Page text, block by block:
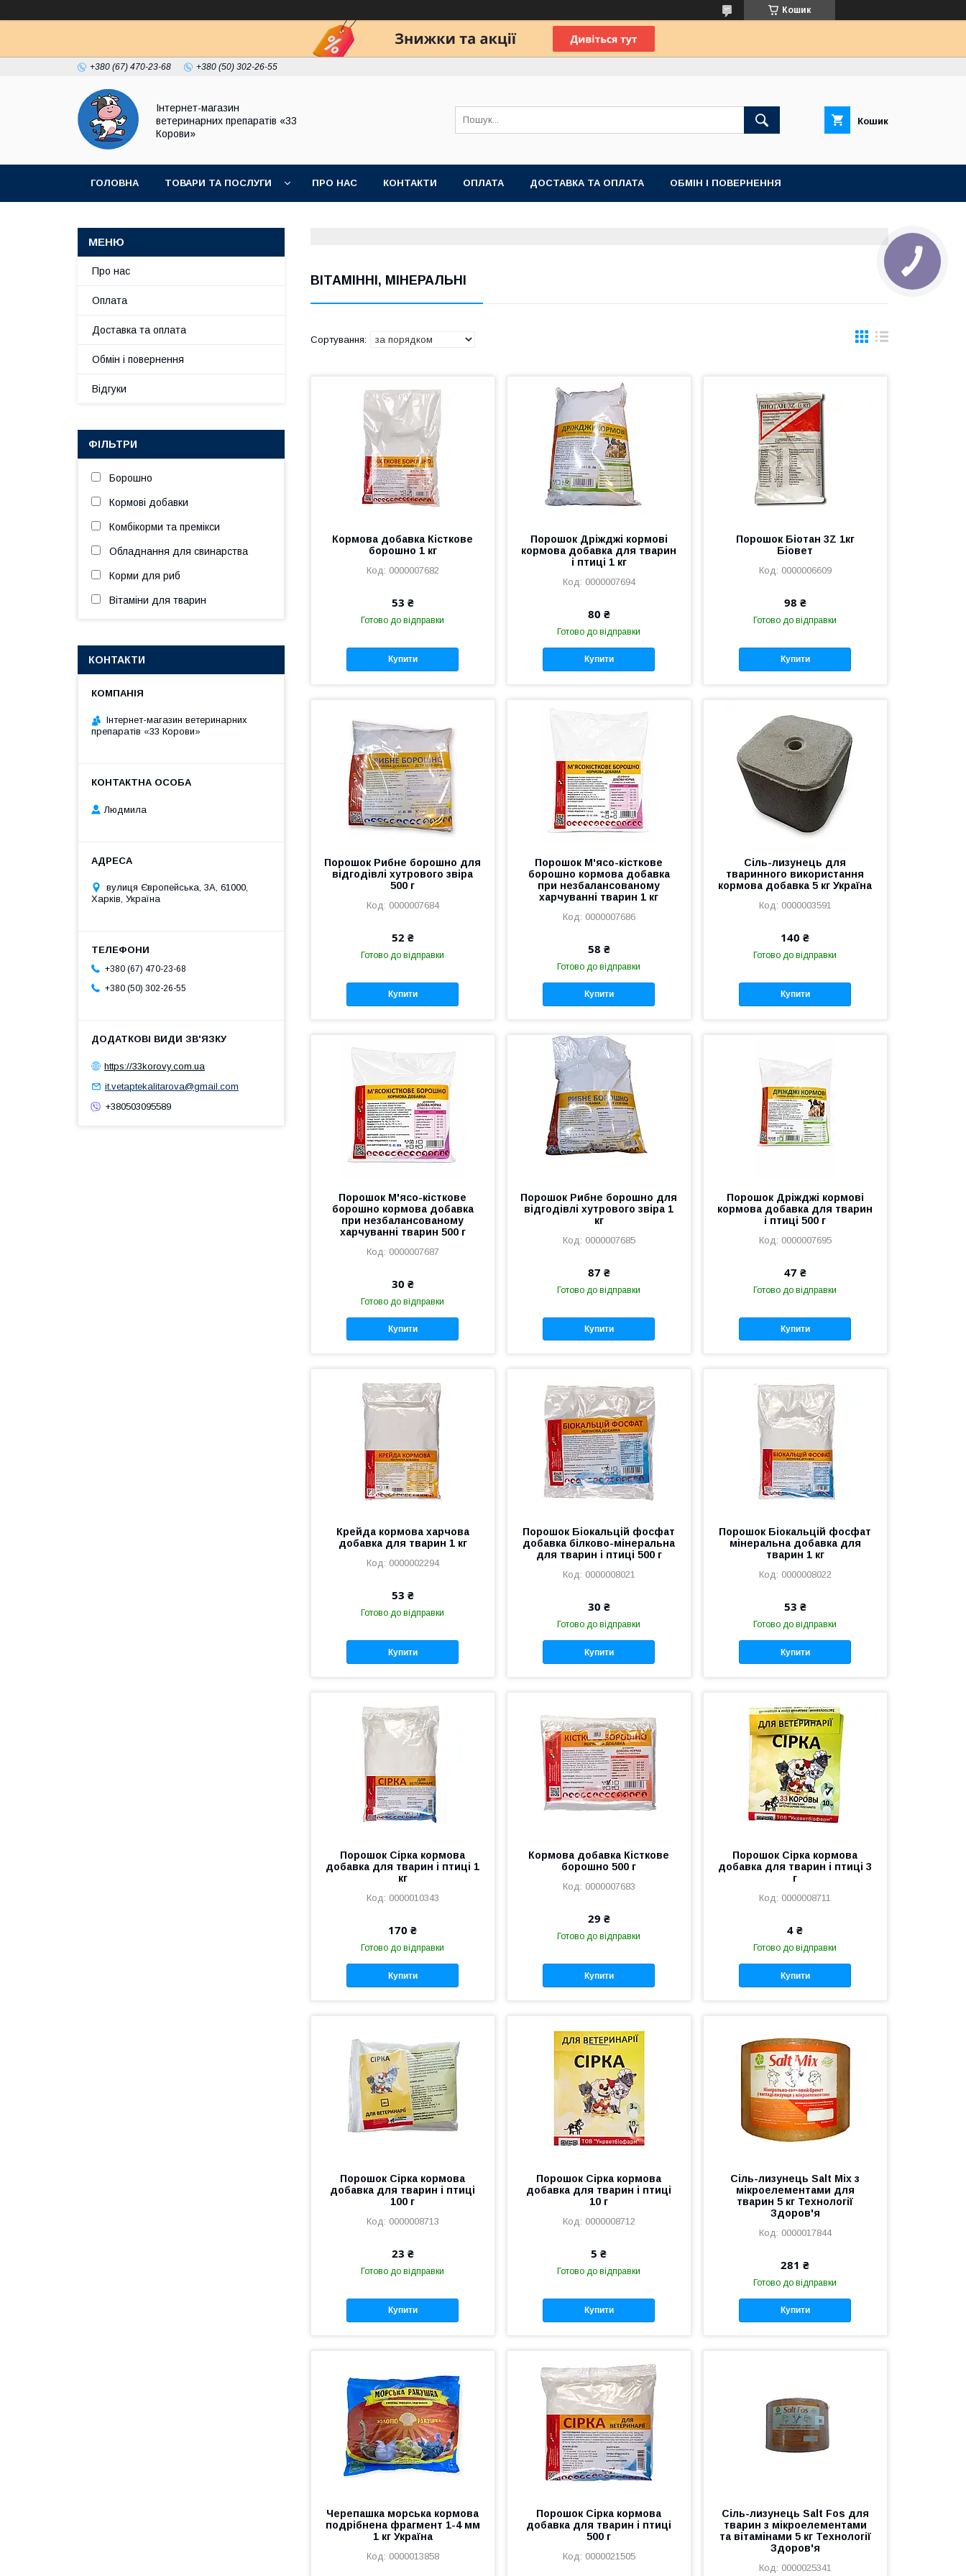
Кошик
+380 (67) 470-23-68 +380 (50) 302-26-55
Інтернет-магазин
ветеринарних препаратів «33
Корови»
Кошик
ГОЛОВНА ТОВАРИ ТА ПОСЛУГИ ПРО НАС КОНТАКТИ ОПЛАТА ДОСТАВКА ТА ОПЛАТА ОБМІН І ПОВЕРНЕННЯ
ВІТАМІННІ, МІНЕРАЛЬНІ
Кормова добавка Кісткове
борошно 1 кг
0000007682
53 ₴
Готово до відправки
Купити
Порошок Дріжджі кормові
кормова добавка для тварин
і птиці 1 кг
0000007694
80 ₴
Готово до відправки
Купити
Порошок Біотан 3Z 1кг
Біовет
0000006609
98 ₴
Готово до відправки
Купити
Порошок Рибне борошно для
відгодівлі хутрового звіра
500 г
0000007684
52 ₴
Готово до відправки
Купити
Порошок М'ясо-кісткове
борошно кормова добавка
при незбалансованому
харчуванні тварин 1 кг
0000007686
58 ₴
Готово до відправки
Купити
Сіль-лизунець для
тваринного використання
кормова добавка 5 кг Україна
0000003591
140 ₴
Готово до відправки
Купити
Порошок М'ясо-кісткове
борошно кормова добавка
при незбалансованому
харчуванні тварин 500 г
0000007687
30 ₴
Готово до відправки
Купити
Порошок Рибне борошно для
відгодівлі хутрового звіра 1
кг
0000007685
87 ₴
Готово до відправки
Купити
Порошок Дріжджі кормові
кормова добавка для тварин
і птиці 500 г
0000007695
47 ₴
Готово до відправки
Купити
Крейда кормова харчова
добавка для тварин 1 кг
0000002294
53 ₴
Готово до відправки
Купити
Порошок Біокальцій фосфат
добавка білково-мінеральна
для тварин і птиці 500 г
0000008021
30 ₴
Готово до відправки
Купити
Порошок Біокальцій фосфат
мінеральна добавка для
тварин 1 кг
0000008022
53 ₴
Готово до відправки
Купити
Порошок Сірка кормова
добавка для тварин і птиці 1
кг
0000010343
170 ₴
Готово до відправки
Купити
Кормова добавка Кісткове
борошно 500 г
0000007683
29 ₴
Готово до відправки
Купити
Порошок Сірка кормова
добавка для тварин і птиці 3
г
0000008711
4 ₴
Готово до відправки
Купити
Порошок Сірка кормова
добавка для тварин і птиці
100 г
0000008713
23 ₴
Готово до відправки
Купити
Порошок Сірка кормова
добавка для тварин і птиці
10 г
0000008712
5 ₴
Готово до відправки
Купити
Сіль-лизунець Salt Mix з
мікроелементами для
тварин 5 кг Технології
Здоров'я
0000017844
281 ₴
Готово до відправки
Купити
Черепашка морська кормова
подрібнена фрагмент 1-4 мм
1 кг Україна
0000013858
Порошок Сірка кормова
добавка для тварин і птиці
500 г
0000021505
Сіль-лизунець Salt Fos для
тварин з мікроелементами
та вітамінами 5 кг Технології
Здоров'я
0000025341
Про нас
Оплата
Доставка та оплата
Обмін і повернення
Відгуки
ФІЛЬТРИ
Борошно
Кормові добавки
Комбікорми та премікси
Обладнання для свинарства
Корми для риб
Вітаміни для тварин
КОНТАКТИ
Інтернет-магазин ветеринарних
препаратів «33 Корови»
Людмила
вулиця Європейська, 3А, 61000,
Харків, Україна
+380 (67) 470-23-68
+380 (50) 302-26-55
https://33korovy.com.ua
it.vetaptekalitarova@gmail.com
+380503095589